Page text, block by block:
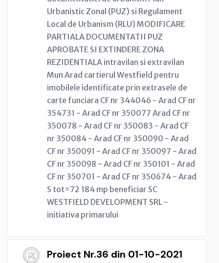
Urbanistic Zonal (PUZ) si Regulament
Local de Urbanism (RLU) MODIFICARE
PARTIALA DOCUMENTATII PUZ
APROBATE SI EXTINDERE ZONA
REZIDENTIALA intravilan si extravilan
Mun Arad cartierul Westfield pentru
imobilele identificate prin extrasele de
carte funciara CF nr 344046 - Arad CF nr
354731 - Arad CF nr 350077 Arad CF nr
350078 - Arad CF nr 350083 - Arad CF
nr 350084 - Arad CF nr 350090 - Arad
CF nr 350091 - Arad CF nr 350097 - Arad
CF nr 350098 - Arad CF nr 350101 - Arad
CF nr 350701 - Arad CF nr 350674 - Arad
S tot=72 184 mp beneficiar SC
WESTFIELD DEVELOPMENT SRL -
initiativa primarului
Proiect Nr.36 din 01-10-2021